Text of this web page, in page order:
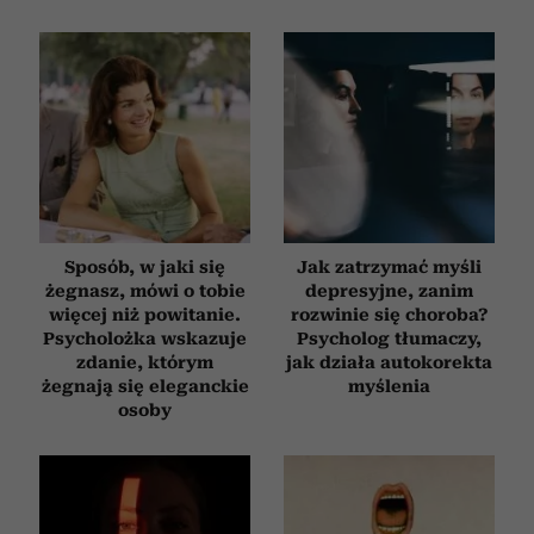
Sposób, w jaki się
żegnasz, mówi o tobie
więcej niż powitanie.
Psycholożka wskazuje
zdanie, którym
żegnają się eleganckie
osoby
Jak zatrzymać myśli
depresyjne, zanim
rozwinie się choroba?
Psycholog tłumaczy,
jak działa autokorekta
myślenia